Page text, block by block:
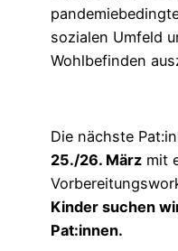
sozialen Umfeld
Wohlbefinden
Die nächste
25./26. März mit
Kinder suchen
Pat:innen.